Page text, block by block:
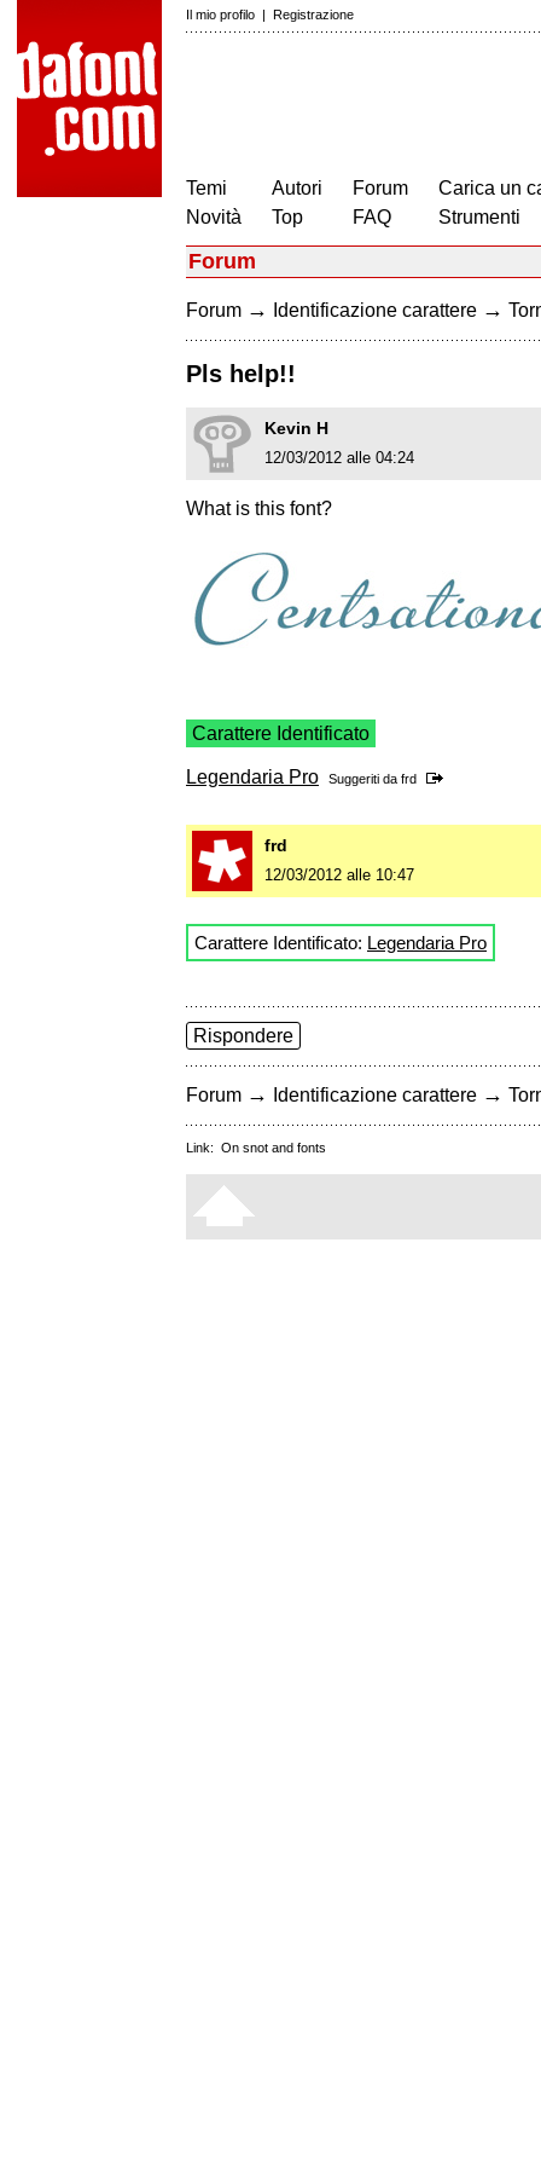
Il mio profilo | Registrazione
Temi
Novità
Autori
Top
Forum
FAQ
Carica un
Strumenti
Forum
Forum → Identificazione carattere →
Pls help!!
Kevin H
12/03/2012 alle 04:24
What is this font?
Carattere Identificato
Legendaria Pro Suggeriti da frd
frd
12/03/2012 alle 10:47
Carattere Identificato: Legendaria Pro
Rispondere
Forum → Identificazione carattere →
Link: On snot and fonts